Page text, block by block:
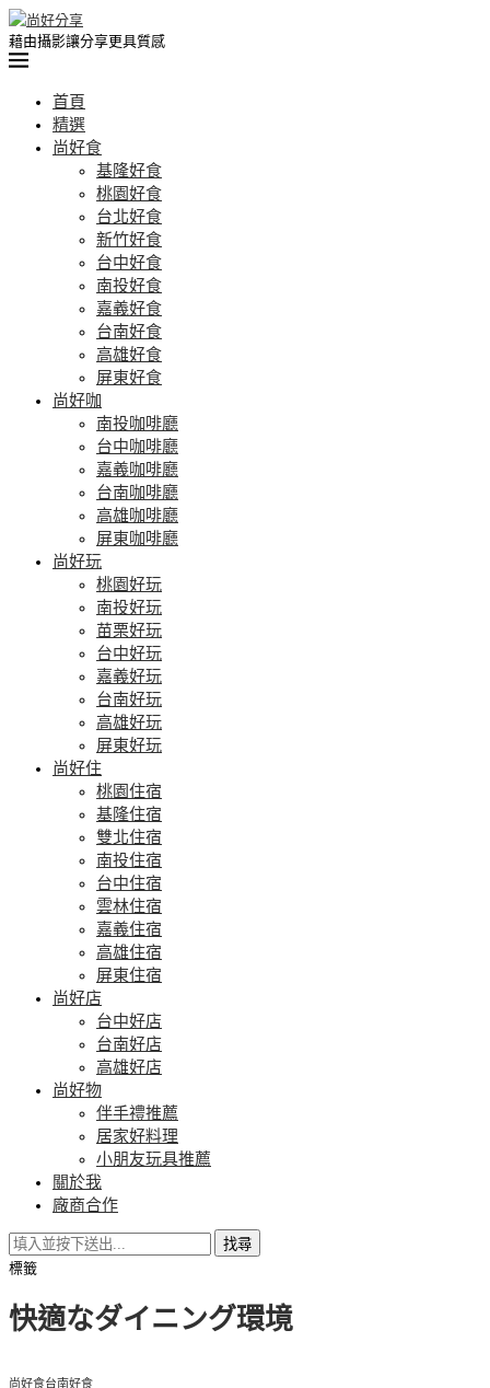
藉由攝影讓分享更具質感
首頁
精選
尚好食
基隆好食
桃園好食
台北好食
新竹好食
台中好食
南投好食
嘉義好食
台南好食
高雄好食
屏東好食
尚好咖
南投咖啡廳
台中咖啡廳
嘉義咖啡廳
台南咖啡廳
高雄咖啡廳
屏東咖啡廳
尚好玩
桃園好玩
南投好玩
苗栗好玩
台中好玩
嘉義好玩
台南好玩
高雄好玩
屏東好玩
尚好住
桃園住宿
基隆住宿
雙北住宿
南投住宿
台中住宿
雲林住宿
嘉義住宿
高雄住宿
屏東住宿
尚好店
台中好店
台南好店
高雄好店
尚好物
伴手禮推薦
居家好料理
小朋友玩具推薦
關於我
廠商合作
找尋
標籤
快適なダイニング環境
尚好食台南好食